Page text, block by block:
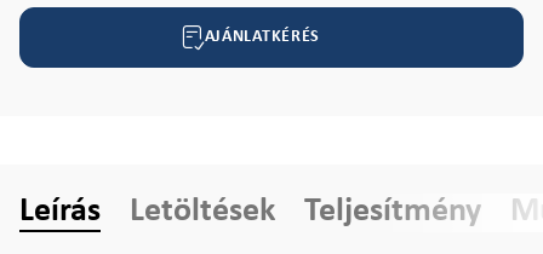
AJÁNLATKÉRÉS
Leírás Letöltések Teljesítmény